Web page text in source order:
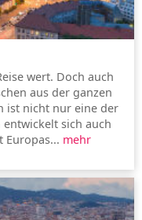
wert. Doch auch
aus der ganzen
ist nicht nur eine der
sich auch
Europas... mehr